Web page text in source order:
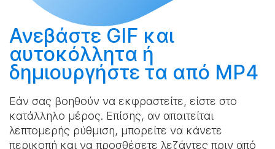
Ανεβάστε GIF και
αυτοκόλλητα ή
δημιουργήστε τα από MP4
Εάν σας βοηθούν να εκφραστείτε, είστε στο
κατάλληλο μέρος. Επίσης, αν απαιτείται
λεπτομερής ρύθμιση, μπορείτε να κάνετε
περικοπή και να προσθέσετε λεζάντες πριν από